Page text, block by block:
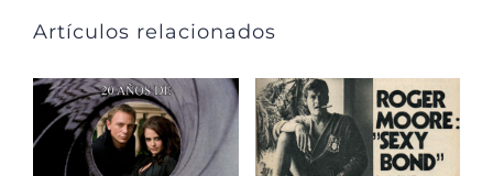
Artículos relacionados